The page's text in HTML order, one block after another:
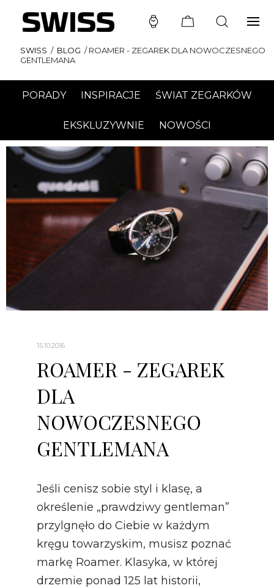
SWISS / BLOG /ROAMER - ZEGAREK DLA NOWOCZESNEGO
GENTLEMANA
PORADY INSPIRACJE ŚWIAT ZEGARKÓW
EKSKLUZYWNIE NOWOŚCI
15.10.2016
ROAMER - ZEGAREK
DLA
NOWOCZESNEGO
GENTLEMANA
Jeśli cenisz sobie styl i klasę, a
określenie „prawdziwy gentleman”
przylgnęło do Ciebie w każdym
kręgu towarzyskim, musisz poznać
markę Roamer. Klasyka, w której
drzemie ponad 125 lat historii,